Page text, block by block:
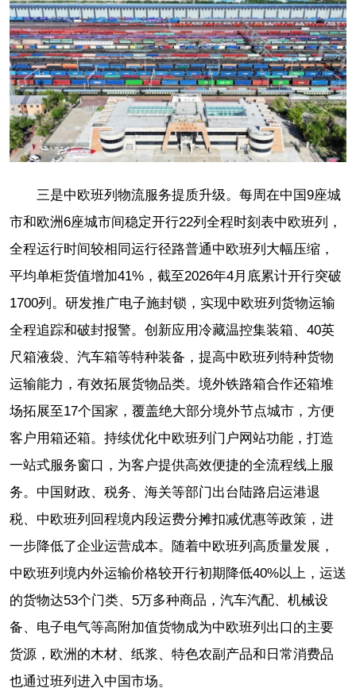
三是中欧班列物流服务提质升级。每周在中国9座城
市和欧洲6座城市间稳定开行22列全程时刻表中欧班列，
全程运行时间较相同运行径路普通中欧班列大幅压缩，
平均单柜货值增加41%，截至2026年4月底累计开行突破
1700列。研发推广电子施封锁，实现中欧班列货物运输
全程追踪和破封报警。创新应用冷藏温控集装箱、40英
尺箱液袋、汽车箱等特种装备，提高中欧班列特种货物
运输能力，有效拓展货物品类。境外铁路箱合作还箱堆
场拓展至17个国家，覆盖绝大部分境外节点城市，方便
客户用箱还箱。持续优化中欧班列门户网站功能，打造
一站式服务窗口，为客户提供高效便捷的全流程线上服
务。中国财政、税务、海关等部门出台陆路启运港退
税、中欧班列回程境内段运费分摊扣减优惠等政策，进
一步降低了企业运营成本。随着中欧班列高质量发展，
中欧班列境内外运输价格较开行初期降低40%以上，运送
的货物达53个门类、5万多种商品，汽车汽配、机械设
备、电子电气等高附加值货物成为中欧班列出口的主要
货源，欧洲的木材、纸浆、特色农副产品和日常消费品
也通过班列进入中国市场。